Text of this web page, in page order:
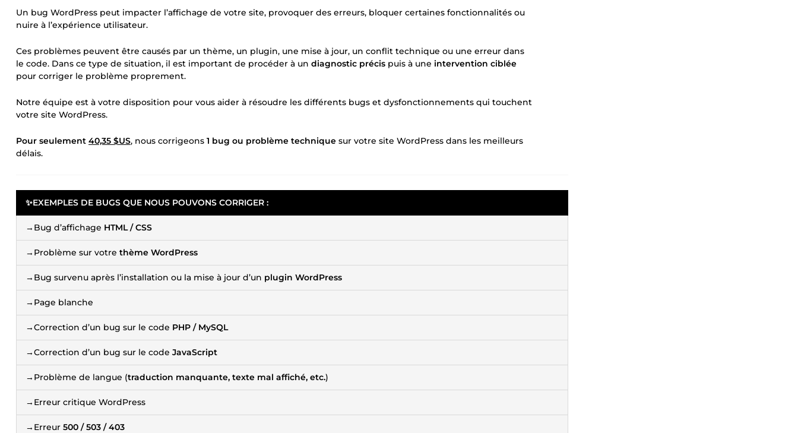
Un bug WordPress peut impacter l’affichage de votre site, provoquer des erreurs, bloquer certaines fonctionnalités ou
nuire à l’expérience utilisateur.
Ces problèmes peuvent être causés par un thème, un plugin, une mise à jour, un conflit technique ou une erreur dans
le code. Dans ce type de situation, il est important de procéder à un diagnostic précis puis à une intervention ciblée
pour corriger le problème proprement.
Notre équipe est à votre disposition pour vous aider à résoudre les différents bugs et dysfonctionnements qui touchent
votre site WordPress.
Pour seulement 40,35 $US, nous corrigeons 1 bug ou problème technique sur votre site WordPress dans les meilleurs
délais.
✨EXEMPLES DE BUGS QUE NOUS POUVONS CORRIGER :
→Bug d’affichage HTML / CSS
→Problème sur votre thème WordPress
→Bug survenu après l’installation ou la mise à jour d’un plugin WordPress
→Page blanche
→Correction d’un bug sur le code PHP / MySQL
→Correction d’un bug sur le code JavaScript
→Problème de langue (traduction manquante, texte mal affiché, etc.)
→Erreur critique WordPress
→Erreur 500 / 503 / 403